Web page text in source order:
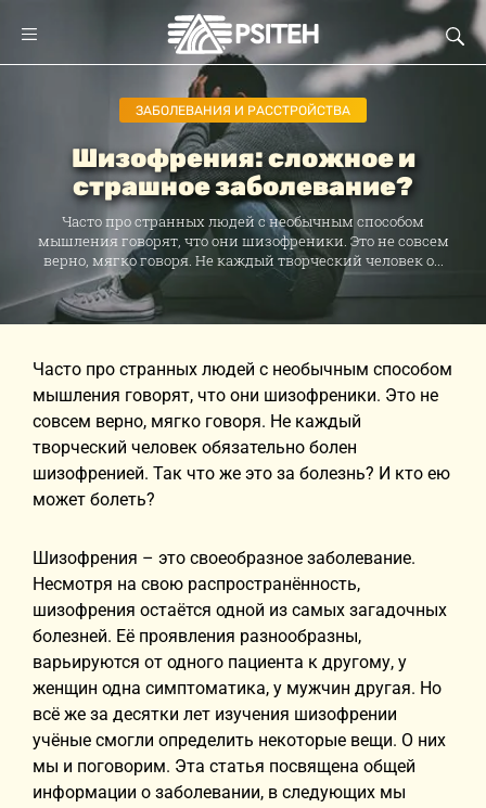
ЗАБОЛЕВАНИЯ И РАССТРОЙСТВА
Шизофрения: сложное и
страшное заболевание?
Часто про странных людей с необычным способом
мышления говорят, что они шизофреники. Это не совсем
верно, мягко говоря. Не каждый творческий человек о...
Часто про странных людей с необычным способом
мышления говорят, что они шизофреники. Это не
совсем верно, мягко говоря. Не каждый
творческий человек обязательно болен
шизофренией. Так что же это за болезнь? И кто ею
может болеть?
Шизофрения – это своеобразное заболевание.
Несмотря на свою распространённость,
шизофрения остаётся одной из самых загадочных
болезней. Её проявления разнообразны,
варьируются от одного пациента к другому, у
женщин одна симптоматика, у мужчин другая. Но
всё же за десятки лет изучения шизофрении
учёные смогли определить некоторые вещи. О них
мы и поговорим. Эта статья посвящена общей
информации о заболевании, в следующих мы